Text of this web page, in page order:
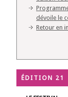
dévoile le
Retour en
ÉDITION 21